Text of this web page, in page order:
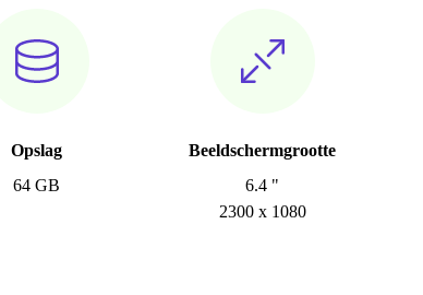
Opslag
64 GB
Beeldschermgrootte
6.4 "
2300 x 1080